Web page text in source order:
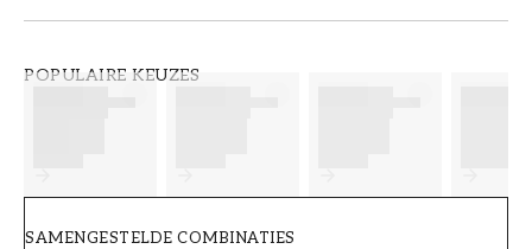
POPULAIRE KEUZES
SAMENGESTELDE COMBINATIES